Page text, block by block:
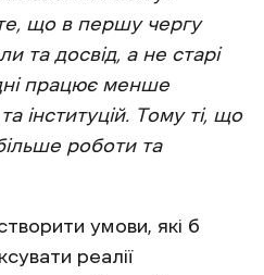
що в першу чергу
та досвід, а не старі
працює менше
інституцій. Тому ті, що
роботи та
умови, які б
реалії